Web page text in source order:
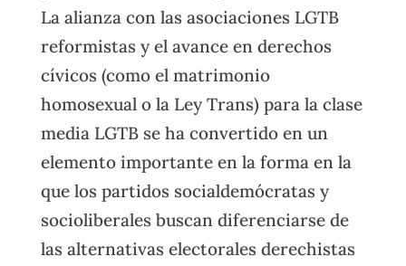
La alianza con las asociaciones LGTB
reformistas y el avance en derechos
cívicos (como el matrimonio
homosexual o la Ley Trans) para la clase
media LGTB se ha convertido en un
elemento importante en la forma en la
que los partidos socialdemócratas y
socioliberales buscan diferenciarse de
las alternativas electorales derechistas